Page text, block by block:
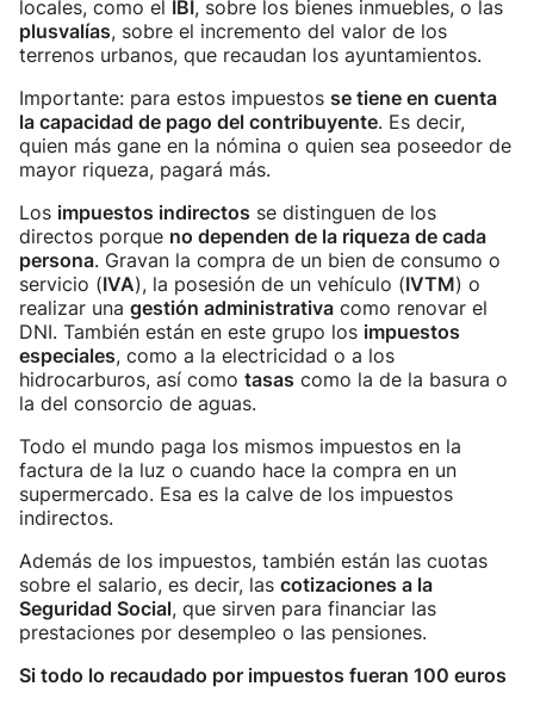
locales, como el IBI, sobre los bienes inmuebles, o las
plusvalías, sobre el incremento del valor de los
terrenos urbanos, que recaudan los ayuntamientos.
Importante: para estos impuestos se tiene en cuenta
la capacidad de pago del contribuyente. Es decir,
quien más gane en la nómina o quien sea poseedor de
mayor riqueza, pagará más.
Los impuestos indirectos se distinguen de los
directos porque no dependen de la riqueza de cada
persona. Gravan la compra de un bien de consumo o
servicio (IVA), la posesión de un vehículo (IVTM) o
realizar una gestión administrativa como renovar el
DNI. También están en este grupo los impuestos
especiales, como a la electricidad o a los
hidrocarburos, así como tasas como la de la basura o
la del consorcio de aguas.
Todo el mundo paga los mismos impuestos en la
factura de la luz o cuando hace la compra en un
supermercado. Esa es la calve de los impuestos
indirectos.
Además de los impuestos, también están las cuotas
sobre el salario, es decir, las cotizaciones a la
Seguridad Social, que sirven para financiar las
prestaciones por desempleo o las pensiones.
Si todo lo recaudado por impuestos fueran 100 euros